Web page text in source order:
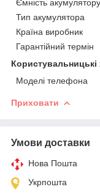
Ємність акумулятору
Тип акумулятора
Країна виробник
Гарантійний термін
Користувальницькі
Моделі телефона
Приховати
Умови доставки
Нова Пошта
Укрпошта